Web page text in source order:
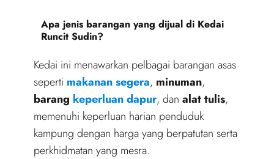
Apa jenis barangan yang dijual di Kedai
Runcit Sudin?
Kedai ini menawarkan pelbagai barangan asas
seperti makanan segera, minuman,
barang keperluan dapur, dan alat tulis,
memenuhi keperluan harian penduduk
kampung dengan harga yang berpatutan serta
perkhidmatan yang mesra.